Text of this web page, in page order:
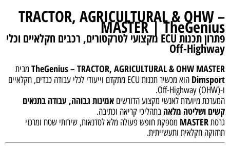
TRACTOR, AGRICULTURAL & OHW –
MASTER | TheGenius
פתרון תכנות ECU מקצועי לטרקטורים, רכבים חקלאיים וכלי
Off-Highway
TheGenius – TRACTOR, AGRICULTURAL & OHW MASTER מבית
Dimsport
הוא מכשיר תכנות ECU מתקדם וייעודי לכלי עבודה כבדים, חקלאיים
ו-Off-Highway (OHW).
המערכת מיועדת לאנשי מקצוע הדורשים אמינות גבוהה, עבודה בתנאים
קשים ושליטה מלאה בתהליכי קריאה וכתיבה.
גרסתMASTER מספקת חופש פעולה מלא לסדנאות, שירותי שטח ומרכזי
תחזוקה חקלאית ותעשייתית.